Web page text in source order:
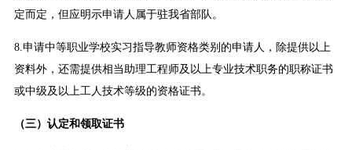
定而定，但应明示申请人属于驻我省部队。
8.申请中等职业学校实习指导教师资格类别的申请人，除提供以上
资料外，还需提供相当助理工程师及以上专业技术职务的职称证书
或中级及以上工人技术等级的资格证书。
（三）认定和领取证书